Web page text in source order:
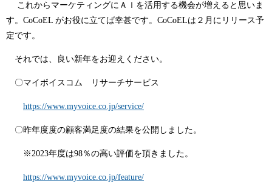
これからマーケティングにＡＩを活用する機会が増えると思いま
す。CoCoEL がお役に立てば幸甚です。CoCoELは２月にリリース予
定です。
それでは、良い新年をお迎えください。
〇マイボイスコム リサーチサービス
https://www.myvoice.co.jp/service/
〇昨年度度の顧客満足度の結果を公開しました。
※2023年度は98％の高い評価を頂きました。
https://www.myvoice.co.jp/feature/